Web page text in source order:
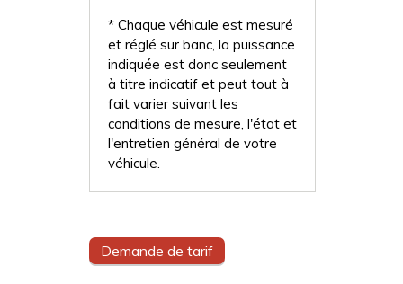
* Chaque véhicule est mesuré
et réglé sur banc, la puissance
indiquée est donc seulement
à titre indicatif et peut tout à
fait varier suivant les
conditions de mesure, l'état et
l'entretien général de votre
véhicule.
Demande de tarif